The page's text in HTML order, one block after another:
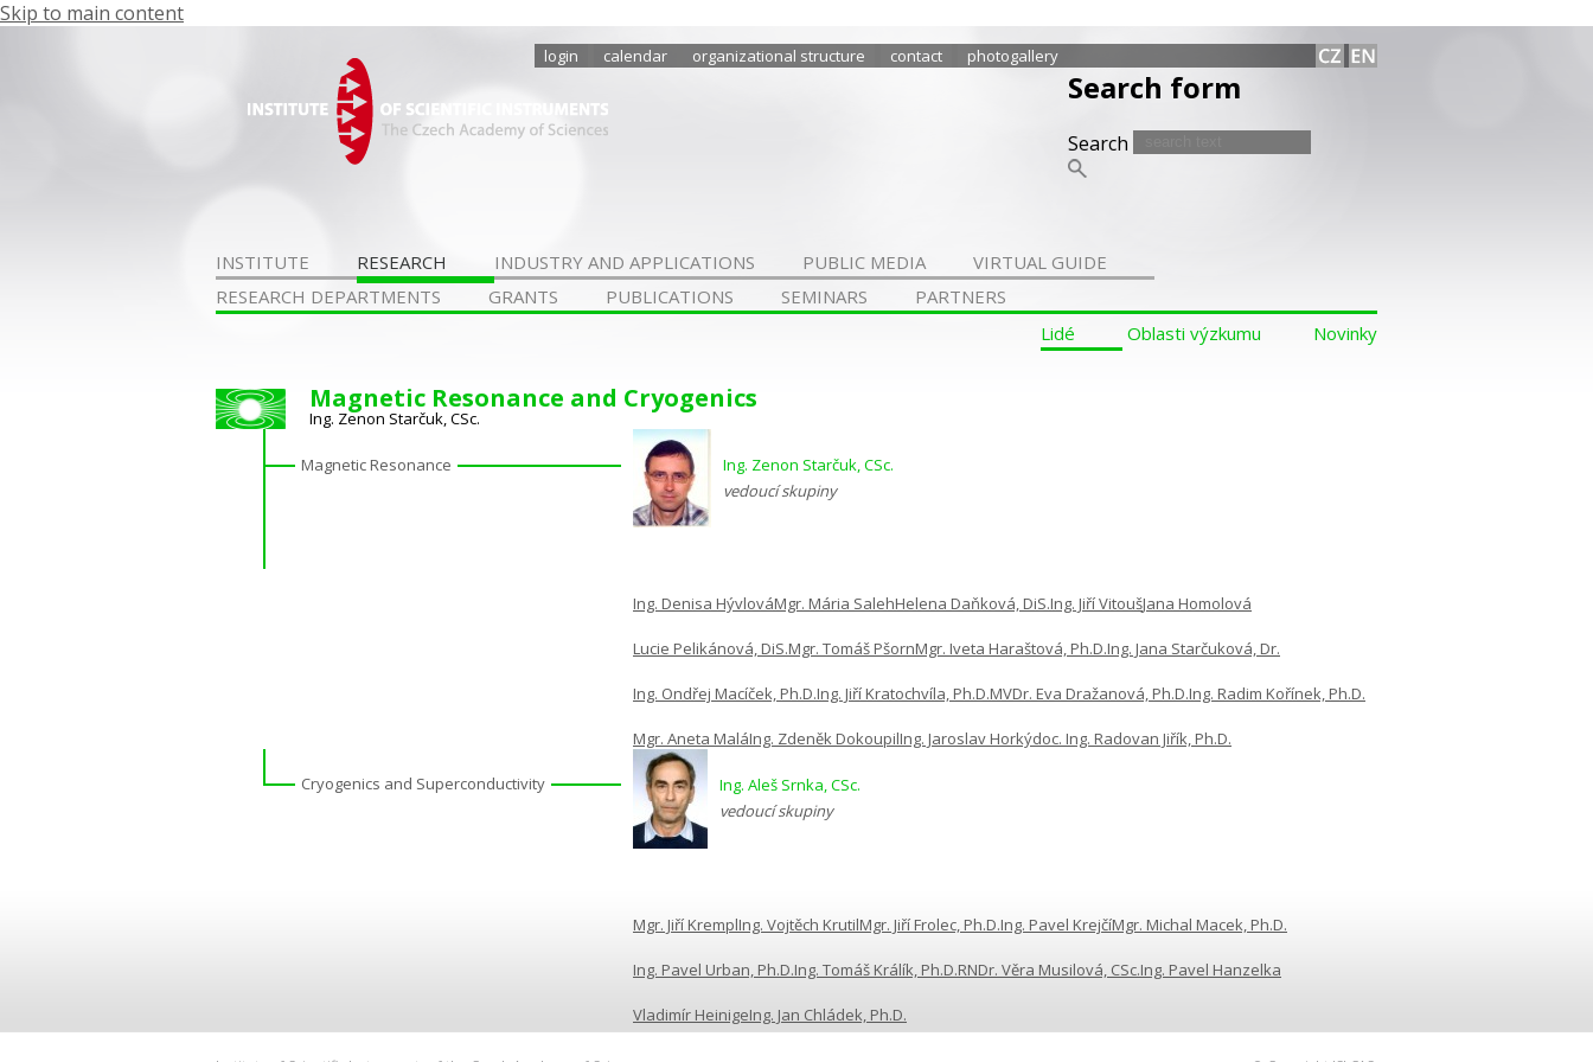
Skip to main content
login calendar organizational structure contact photogallery
Search form
Search
INSTITUTE RESEARCH INDUSTRY AND APPLICATIONS PUBLIC MEDIA
VIRTUAL GUIDE
RESEARCH DEPARTMENTS
GRANTS PUBLICATIONS SEMINARS
PARTNERS
Lidé
Oblasti výzkumu Novinky
Magnetic Resonance and Cryogenics
Ing. Zenon Starčuk, CSc.
Magnetic Resonance
Ing. Zenon Starčuk, CSc.
vedoucí skupiny
Ing. Denisa HývlováMgr. Mária SalehHelena Daňková, DiS.Ing. Jiří VitoušJana Homolová
Lucie Pelikánová, DiS.Mgr. Tomáš PšornMgr. Iveta Haraštová, Ph.D.Ing. Jana Starčuková, Dr.
Ing. Ondřej Macíček, Ph.D.Ing. Jiří Kratochvíla, Ph.D.MVDr. Eva Dražanová, Ph.D.Ing. Radim Kořínek, Ph.D.
Mgr. Aneta MaláIng. Zdeněk DokoupilIng. Jaroslav Horkýdoc. Ing. Radovan Jiřík, Ph.D.
Cryogenics and Superconductivity
Ing. Aleš Srnka, CSc.
vedoucí skupiny
Mgr. Jiří KremplIng. Vojtěch KrutilMgr. Jiří Frolec, Ph.D.Ing. Pavel KrejčíMgr. Michal Macek, Ph.D.
Ing. Pavel Urban, Ph.D.Ing. Tomáš Králík, Ph.D.RNDr. Věra Musilová, CSc.Ing. Pavel Hanzelka
Vladimír HeinigeIng. Jan Chládek, Ph.D.